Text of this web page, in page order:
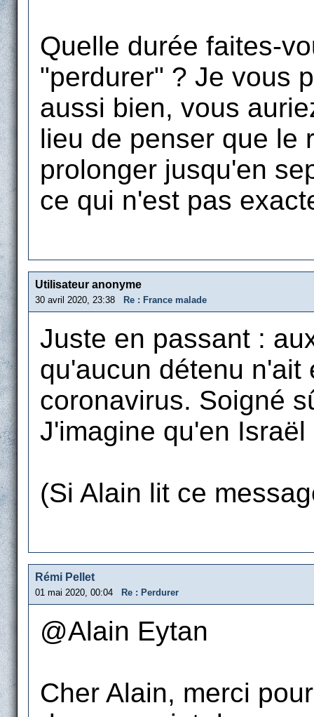
Quelle durée faites-
"perdurer" ? Je vous
aussi bien, vous
lieu de penser que le
prolonger jusqu'en
ce qui n'est pas
Utilisateur anonyme
30 avril 2020, 23:38 Re : France malade
Juste en passant :
qu'aucun détenu
coronavirus. Soigné
J'imagine qu'en
(Si Alain lit ce
Rémi Pellet
01 mai 2020, 00:04 Re : Perdurer
@Alain Eytan
Cher Alain, merci